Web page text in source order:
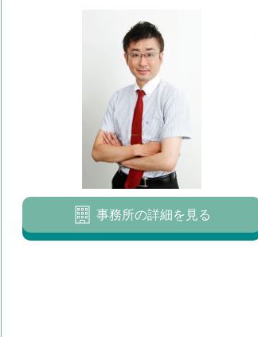
事務所の詳細を見る